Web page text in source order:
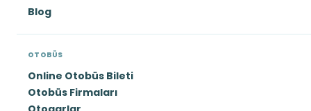
Blog
OTOBÜS
Online Otobüs Bileti
Otobüs Firmaları